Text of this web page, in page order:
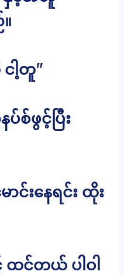
ါ့တူ”
စ်ဖွင့်ပြီး
ာင်းနေရင်း ထိုး
ထင်တယ် ပါဝါ